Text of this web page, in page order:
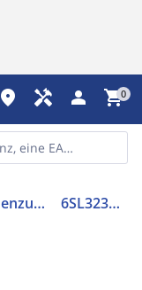
place handyman person shopping_cart0
Frequenzumrichter =< 1 kV 6SL32302YC140UB0